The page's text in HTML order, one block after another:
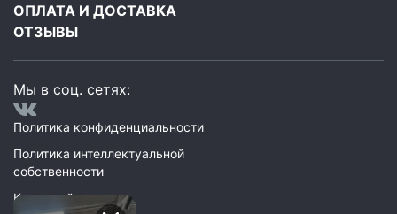
ОПЛАТА И ДОСТАВКА
ОТЗЫВЫ
Мы в соц. сетях:
Политика конфиденциальности
Политика интеллектуальной
собственности
Карта сайта